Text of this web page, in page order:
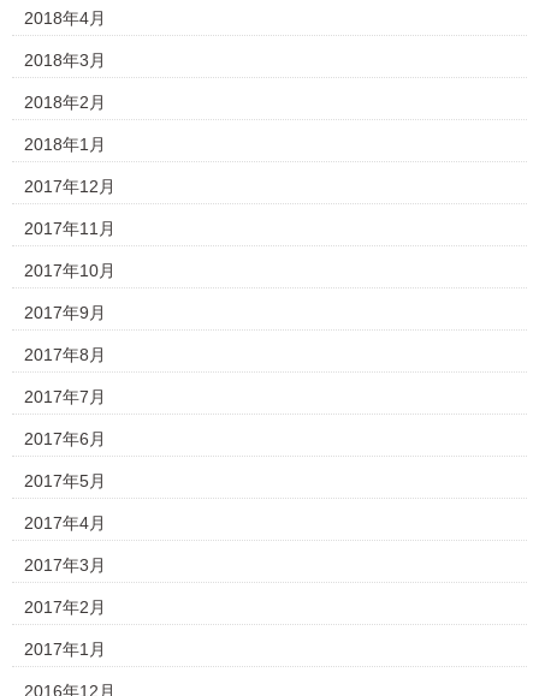
2018年4月
2018年3月
2018年2月
2018年1月
2017年12月
2017年11月
2017年10月
2017年9月
2017年8月
2017年7月
2017年6月
2017年5月
2017年4月
2017年3月
2017年2月
2017年1月
2016年12月